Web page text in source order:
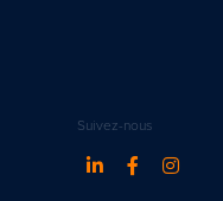
Suivez-nous